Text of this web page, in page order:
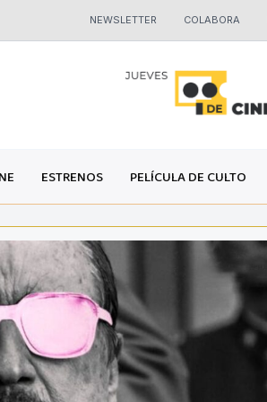
NEWSLETTER COLABORA
ESTRENOS PELÍCULA DE CULTO